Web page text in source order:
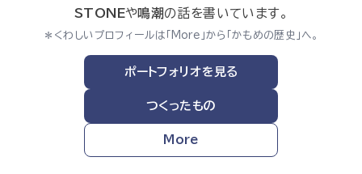
STONEや鳴潮の話を書いています。
＊くわしいプロフィールは「More」から「かもめの歴史」へ。
ポートフォリオを見る
つくったもの
More